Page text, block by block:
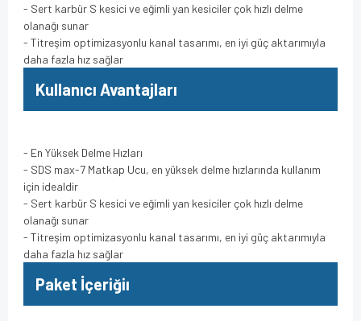
- Sert karbür S kesici ve eğimli yan kesiciler çok hızlı delme
olanağı sunar
- Titreşim optimizasyonlu kanal tasarımı, en iyi güç aktarımıyla
daha fazla hız sağlar
Kullanıcı Avantajları
- En Yüksek Delme Hızları
- SDS max-7 Matkap Ucu, en yüksek delme hızlarında kullanım
için idealdir
- Sert karbür S kesici ve eğimli yan kesiciler çok hızlı delme
olanağı sunar
- Titreşim optimizasyonlu kanal tasarımı, en iyi güç aktarımıyla
daha fazla hız sağlar
Paket İçeriğiı